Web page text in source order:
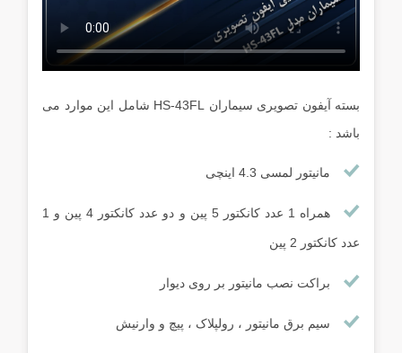
بسته آیفون تصویری سیماران HS-43FL شامل این موارد می
باشد :
مانیتور لمسی 4.3 اینچی
همراه 1 عدد کانکتور 5 پین و دو عدد کانکتور 4 پین و 1
عدد کانکتور 2 پین
براکت نصب مانیتور بر روی دیوار
سیم برق مانیتور ، رولپلاک ، پیچ و وارنیش